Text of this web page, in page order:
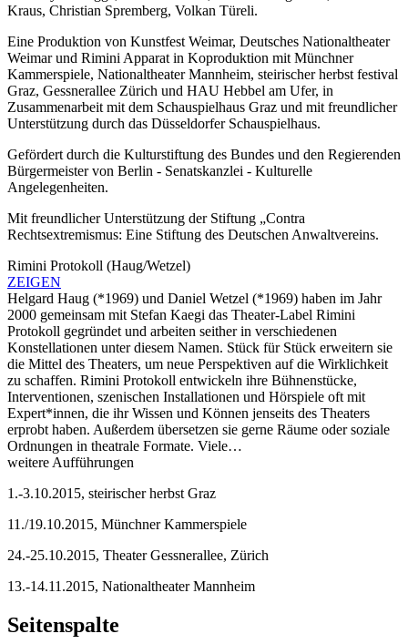
Kraus, Christian Spremberg, Volkan Türeli.
Eine Produktion von Kunstfest Weimar, Deutsches Nationaltheater
Weimar und Rimini Apparat in Koproduktion mit Münchner
Kammerspiele, Nationaltheater Mannheim, steirischer herbst festival
Graz, Gessnerallee Zürich und HAU Hebbel am Ufer, in
Zusammenarbeit mit dem Schauspielhaus Graz und mit freundlicher
Unterstützung durch das Düsseldorfer Schauspielhaus.
Gefördert durch die Kulturstiftung des Bundes und den Regierenden
Bürgermeister von Berlin - Senatskanzlei - Kulturelle
Angelegenheiten.
Mit freundlicher Unterstützung der Stiftung „Contra
Rechtsextremismus: Eine Stiftung des Deutschen Anwaltvereins.
Rimini Protokoll (Haug/Wetzel)
ZEIGEN
Helgard Haug (*1969) und Daniel Wetzel (*1969) haben im Jahr
2000 gemeinsam mit Stefan Kaegi das Theater-Label Rimini
Protokoll gegründet und arbeiten seither in verschiedenen
Konstellationen unter diesem Namen. Stück für Stück erweitern sie
die Mittel des Theaters, um neue Perspektiven auf die Wirklichkeit
zu schaffen. Rimini Protokoll entwickeln ihre Bühnenstücke,
Interventionen, szenischen Installationen und Hörspiele oft mit
Expert*innen, die ihr Wissen und Können jenseits des Theaters
erprobt haben. Außerdem übersetzen sie gerne Räume oder soziale
Ordnungen in theatrale Formate. Viele…
weitere Aufführungen
1.-3.10.2015, steirischer herbst Graz
11./19.10.2015, Münchner Kammerspiele
24.-25.10.2015, Theater Gessnerallee, Zürich
13.-14.11.2015, Nationaltheater Mannheim
Seitenspalte